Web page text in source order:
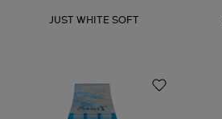
JUST WHITE SOFT